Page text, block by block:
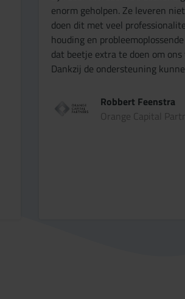
enorm geholpen. Ze leveren
doen dit met veel
houding en
dat beetje extra te doen om
Dankzij de ondersteuning
Robbert Feenstra
Orange Capital